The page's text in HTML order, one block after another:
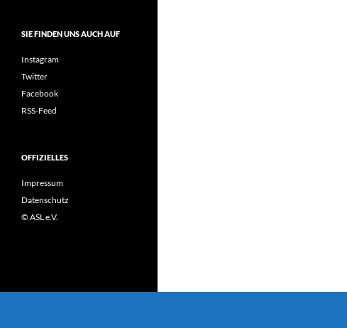
SIE FINDEN UNS AUCH AUF
Instagram
Twitter
Facebook
RSS-Feed
OFFIZIELLES
Impressum
Datenschutz
© ASL e.V.